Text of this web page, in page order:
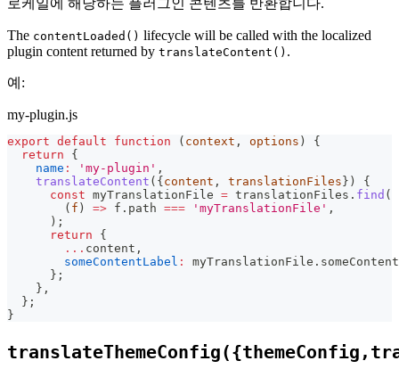
The contentLoaded() lifecycle will be called with the localized
plugin content returned by translateContent() .
예:
my-plugin.js
export default function ( context , options )
{
return
{
name : 'my-plugin' ,
translateContent ( {content , translationFiles} )
{
const myTranslationFile = translationFiles . find (
( f ) => f . path === 'myTranslationFile' ,
) ;
return
{
... content ,
someContentLabel : myTranslationFile .
} ;
} ,
} ;
}